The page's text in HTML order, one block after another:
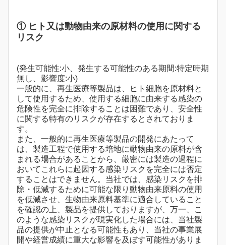
① ヒト又は動物由来の原材料の使用に関する
リスク
(発生可能性:小、発生する可能性のある期間:特定時期
無し、影響度:小)
一般的に、再生医療等製品は、ヒト細胞を原材料と
して使用するため、使用する細胞に由来する感染の
危険性を完全に排除することは困難であり、安全性
に関する特有のリスクが存在するとされておりま
す。
また、一般的に再生医療等製品の開発にあたって
は、製造工程で使用する培地に動物由来の原料が含
まれる場合があることから、厳密には製造の過程に
おいてこれらに起因する感染リスクを完全には否定
することはできません。当社では、感染リスクを排
除・低減するために可能な限り動物由来原料の使用
を低減させ、生物由来原料基準に適合していること
を確認の上、製品を提供しておりますが、万一、こ
のような感染リスクが現実化した場合には、当社製
品の提供が中止となる可能性もあり、当社の事業展
開や経営成績に重大な影響を及ぼす可能性がありま